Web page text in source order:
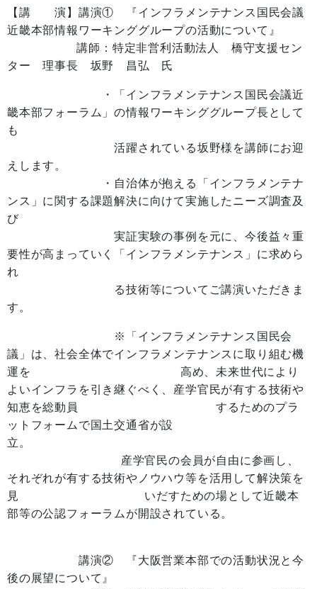
【講 演】講演① 『インフラメンテナンス国民会議
近畿本部情報ワーキンググループの活動について』
講師：特定非営利活動法人 橋守支援セン
ター 理事長 坂野 昌弘 氏
・「インフラメンテナンス国民会議近
畿本部フォーラム」の情報ワーキンググループ長として
も
活躍されている坂野様を講師にお迎
えします。
・自治体が抱える「インフラメンテナ
ンス」に関する課題解決に向けて実施したニーズ調査及
び
実証実験の事例を元に、今後益々重
要性が高まっていく「インフラメンテナンス」に求めら
れ
る技術等についてご講演いただきま
す。
※「インフラメンテナンス国民会
議」は、社会全体でインフラメンテナンスに取り組む機
運を 高め、未来世代により
よいインフラを引き継ぐべく、産学官民が有する技術や
知恵を総動員 するためのプラ
ットフォームで国土交通省が設
立
産学官民の会員が自由に参画し、
それぞれが有する技術やノウハウ等を活用して解決策を
見 いだすための場として近畿本
部等の公認フォーラムが開設されている。
講演② 『大阪営業本部での活動状況と今
後の展望について』